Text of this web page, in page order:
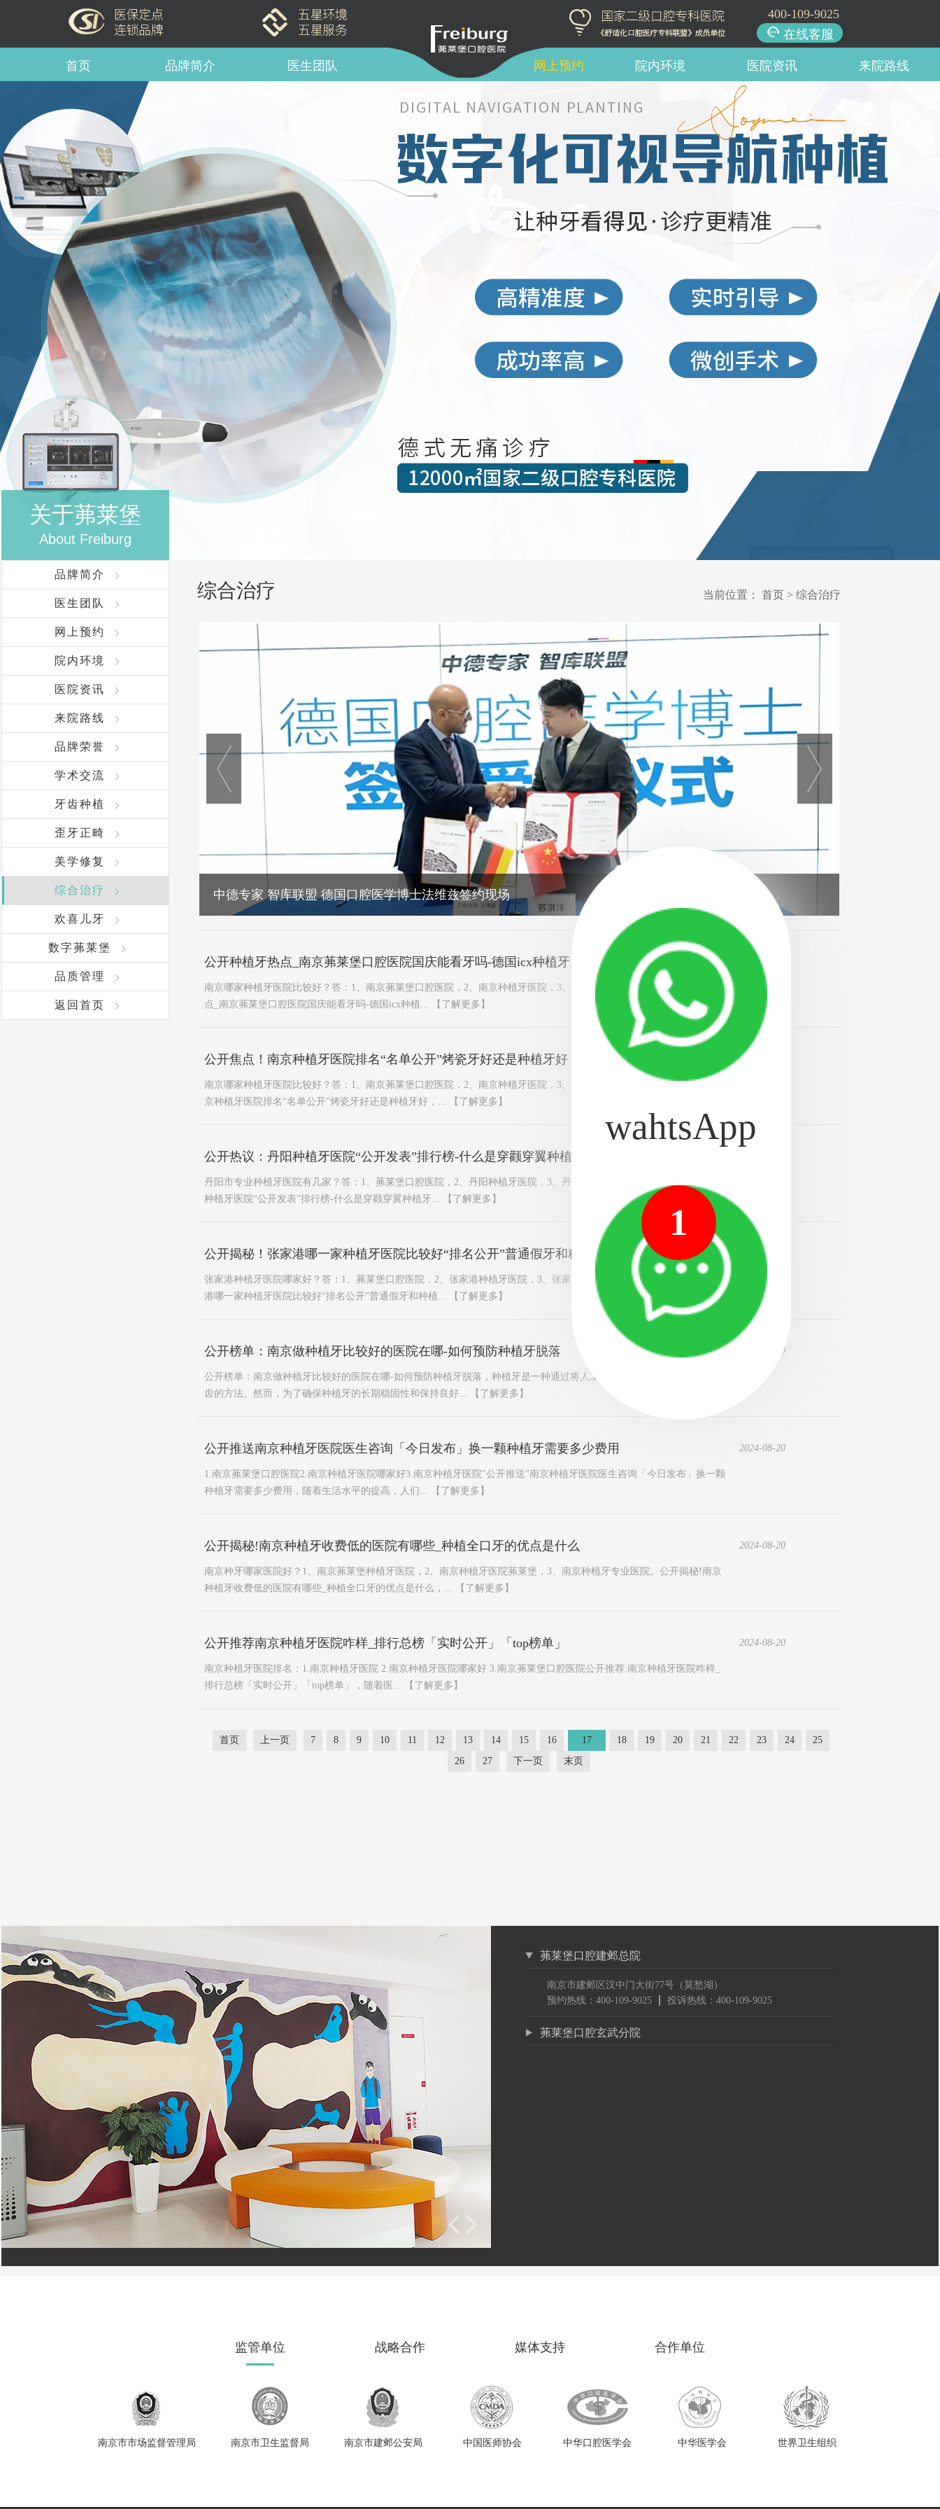
400-109-9025
在线客服
首页 品牌简介 医生团队 网上预约 院内环境 医院资讯 来院路线
关于茀莱堡
About Freiburg
品牌简介
医生团队
网上预约
院内环境
医院资讯
来院路线
品牌荣誉
学术交流
牙齿种植
歪牙正畸
美学修复
综合治疗
欢喜儿牙
数字茀莱堡
品质管理
返回首页
综合治疗 当前位置： 首页 > 综合治疗
中德专家 智库联盟 德国口腔医学博士法维兹签约现场
茀莱堡口腔&士卓曼集团种植牙集采战略合作签约仪式
2024-08-20
公开种植牙热点_南京茀莱堡口腔医院国庆能看牙吗-德国icx种植牙多少钱一颗
南京哪家种植牙医院比较好？答：1、南京茀莱堡口腔医院，2、南京种植牙医院，3、南京种植牙专科医院。公开种植牙热
点_南京茀莱堡口腔医院国庆能看牙吗-德国icx种植...
【了解更多】
2024-08-20
公开焦点！南京种植牙医院排名“名单公开”烤瓷牙好还是种植牙好
南京哪家种植牙医院比较好？答：1、南京茀莱堡口腔医院，2、南京种植牙医院，3、南京种植牙专科医院。公开焦点！南
京种植牙医院排名“名单公开”烤瓷牙好还是种植牙好，...
【了解更多】
公开热议：丹阳种植牙医院“公开发表”排行榜-什么是穿颧穿翼种植牙
丹阳市专业种植牙医院有几家？答：1、茀莱堡口腔医院，2、丹阳种植牙医院，3、丹阳种植牙专科医院。公开热议：丹阳
种植牙医院“公开发表”排行榜-什么是穿颧穿翼种植牙...
【了解更多】
2024-08-20
公开揭秘！张家港哪一家种植牙医院比较好“排名公开”普通假牙和种植牙的区别
张家港种植牙医院哪家好？答：1、茀莱堡口腔医院，2、张家港种植牙医院，3、张家港种植牙专科医院。公开揭秘！张家
港哪一家种植牙医院比较好“排名公开”普通假牙和种植...
【了解更多】
2024-08-20
公开榜单：南京做种植牙比较好的医院在哪-如何预防种植牙脱落
公开榜单：南京做种植牙比较好的医院在哪-如何预防种植牙脱落，种植牙是一种通过将人工牙齿植入颌骨中来替代缺失牙
齿的方法。然而，为了确保种植牙的长期稳固性和保持良好...
【了解更多】
2024-08-20
公开推送南京种植牙医院医生咨询「今日发布」换一颗种植牙需要多少费用
1.南京茀莱堡口腔医院2.南京种植牙医院哪家好3.南京种植牙医院"公开推送"南京种植牙医院医生咨询「今日发布」换一颗
种植牙需要多少费用，随着生活水平的提高，人们...
【了解更多】
2024-08-20
公开揭秘!南京种植牙收费低的医院有哪些_种植全口牙的优点是什么
南京种牙哪家医院好？1、南京茀莱堡种植牙医院，2、南京种植牙医院茀莱堡，3、南京种植牙专业医院。公开揭秘!南京
种植牙收费低的医院有哪些_种植全口牙的优点是什么，...
【了解更多】
2024-08-20
公开推荐南京种植牙医院咋样_排行总榜「实时公开」「top榜单」
南京种植牙医院排名：1.南京种植牙医院 2.南京种植牙医院哪家好 3.南京茀莱堡口腔医院公开推荐:南京种植牙医院咋样_
排行总榜「实时公开」「top榜单」，随着医...
【了解更多】
首页 上一页 7 8 9 10 11 12 13 14 15 16 17 18 19 20 21 22 23 24
25
26
27 下一页 末页
wahtsApp
1
茀莱堡口腔建邺总院
南京市建邺区汉中门大街77号（莫愁湖）
预约热线：400-109-9025
投诉热线：400-109-9025
茀莱堡口腔玄武分院
监管单位 战略合作 媒体支持 合作单位
南京市市场监督管理局 南京市卫生监督局 南京市建邺公安局 中国医师协会 中华口腔医学会 中华医学会 世界卫生组织